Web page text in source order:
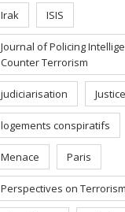
Irak ISIS
Journal of Policing
Counter Terrorism
judiciarisation Justice
logements conspiratifs
Menace Paris
Perspectives on Terrorism